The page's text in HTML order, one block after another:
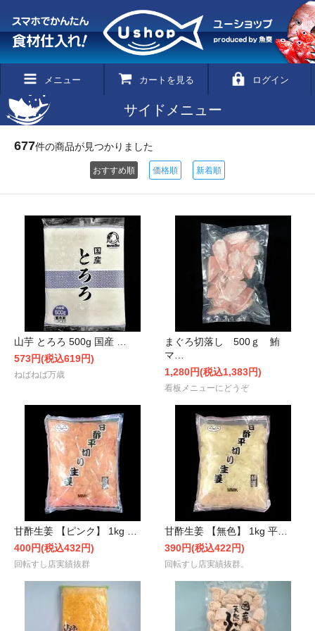
メニュー カートを見る ログイン
サイドメニュー
677件の商品が見つかりました
おすすめ順 価格順 新着順
山芋 とろろ 500g 国産 …
573円(税込619円)
ねばねば万歳
まぐろ切落し 500ｇ 鮪
マ…
1,280円(税込1,383円)
看板メニューにどうぞ
甘酢生姜 【ピンク】 1kg …
400円(税込432円)
回転すし店実績抜群
甘酢生姜 【無色】 1kg 平…
390円(税込422円)
回転すし店実績抜群。